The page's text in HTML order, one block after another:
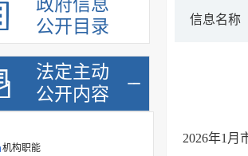
政府信息
公开目录
法定主动
公开内容
机构职能
信息名称
2026年1月